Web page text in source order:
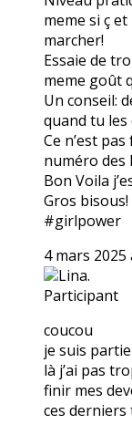
meme si ç
marcher!
Essaie de
meme goût
Un conseil:
quand tu
Ce n’est
numéro des
Bon Voila
Gros bisous!
#girlpower
4 mars 2025
Lina.
Participant
coucou
je suis
là j’ai pas
finir mes
ces derniers